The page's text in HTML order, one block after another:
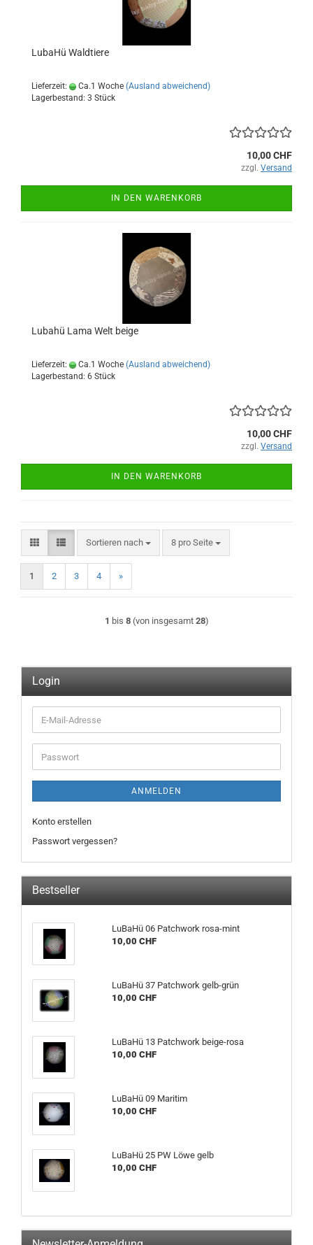
LubaHü Waldtiere
Lieferzeit: Ca.1 Woche (Ausland abweichend)
Lagerbestand: 3 Stück
10,00 CHF
zzgl. Versand
IN DEN WARENKORB
Lubahü Lama Welt beige
Lieferzeit: Ca.1 Woche (Ausland abweichend)
Lagerbestand: 6 Stück
10,00 CHF
zzgl. Versand
IN DEN WARENKORB
Sortieren nach
Sortieren nach 8 pro Seite
pro Seite
1 2 3 4 »
1 bis 8(von insgesamt 28)
Login
E-
Mail-
Adresse
Passwort
ANMELDEN
Konto erstellen
Passwort vergessen?
Bestseller
LuBaHü 06 Patchwork rosa-mint
10,00 CHF
LuBaHü 37 Patchwork gelb-grün
10,00 CHF
LuBaHü 13 Patchwork beige-rosa
10,00 CHF
LuBaHü 09 Maritim
10,00 CHF
LuBaHü 25 PW Löwe gelb
10,00 CHF